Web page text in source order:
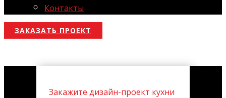
Контакты
ЗАКАЗАТЬ ПРОЕКТ
Закажите дизайн-проект кухни